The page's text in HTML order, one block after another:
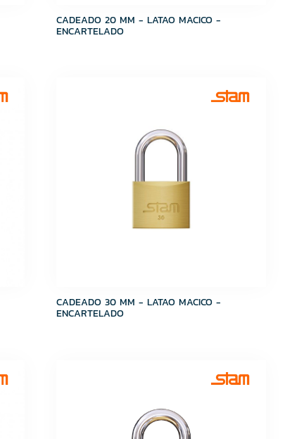
CADEADO 20 MM - LATAO MACICO -
ENCARTELADO
CADEADO 30 MM - LATAO MACICO -
ENCARTELADO